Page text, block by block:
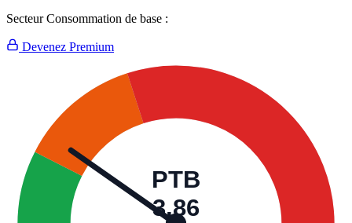
Secteur Consommation de base :
Devenez Premium
PTB
3,86